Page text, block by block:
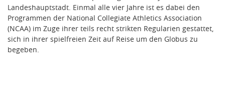
Landeshauptstadt. Einmal alle vier Jahre ist es dabei den
Programmen der National Collegiate Athletics Association
(NCAA) im Zuge ihrer teils recht strikten Regularien gestattet,
sich in ihrer spielfreien Zeit auf Reise um den Globus zu
begeben.